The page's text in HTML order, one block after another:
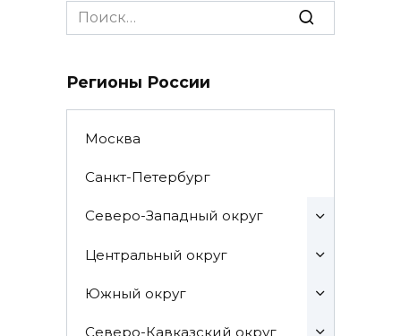
Search
for:
Регионы России
Москва
Санкт-Петербург
Северо-Западный округ
Центральный округ
Южный округ
Северо-Кавказский округ